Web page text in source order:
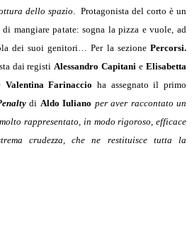
dello spazio. Protagonista del corto è un
mangiare patate: sogna la pizza e vuole, ad
dei suoi genitori… Per la sezione Percorsi.
dai registiAlessandro Capitani eElisabetta
Valentina Farinaccio ha assegnato il primo
di Aldo Iuliano per aver raccontato un
rappresentato, in modo rigoroso, efficace
crudezza, che ne restituisce tutta la